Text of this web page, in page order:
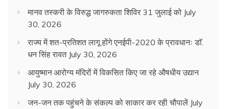
मानव तस्करी के विरुद्ध जागरुकता शिविर 31 जुलाई को July
30, 2026
राज्य में शत-प्रतिशत लागू होंगे एनईपी-2020 के प्रावधानः डाॅ.
धन सिंह रावत July 30, 2026
आयुष्मान आरोग्य मंदिरों में विकसित किए जा रहे औषधीय उद्यान
July 30, 2026
जन-जन तक पहुंचने के संकल्प को साकार कर रही चौपालें July